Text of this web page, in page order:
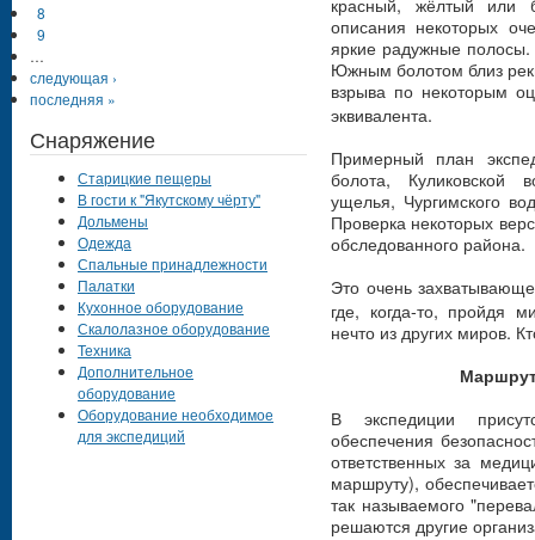
описания некоторых
яркие радужные
Южным болотом близ
взрыва по некоторым
эквивалента.
Примерный план
болота, Куликовской
ущелья, Чургимского
Проверка некоторых
обследованного района.
Это очень
где, когда-то, пройдя
нечто из других миров.
В экспедиции
обеспечения
ответственных за
маршруту),
так называемого
решаются другие
8
9
…
следующая ›
последняя »
Снаряжение
Старицкие пещеры
В гости к "Якутскому чёрту"
Дольмены
Одежда
Спальные принадлежности
Палатки
Кухонное оборудование
Скалолазное оборудование
Техника
Дополнительное
оборудование
Оборудование необходимое
для экспедиций